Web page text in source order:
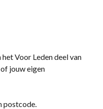
Voor Leden deel van
jouw eigen
postcode.